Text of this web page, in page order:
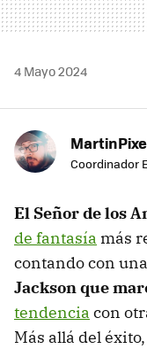
4 Mayo 2024
Coordinador
El Señor de los
de fantasía más
contando con
Jackson que
tendencia con
Más allá del